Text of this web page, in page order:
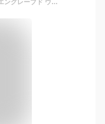
カルティエ リング C ドゥ カルティエ エングレーブド ウェディング リング 指輪 K18PG ピンクゴールド 750 #48 8号 メンズ レディース Cartier リング プレゼント ギフト 結婚 記念日 高級ジュエリー ハイブランド エレガント ファッション 送料無料【新品同様】【中古】